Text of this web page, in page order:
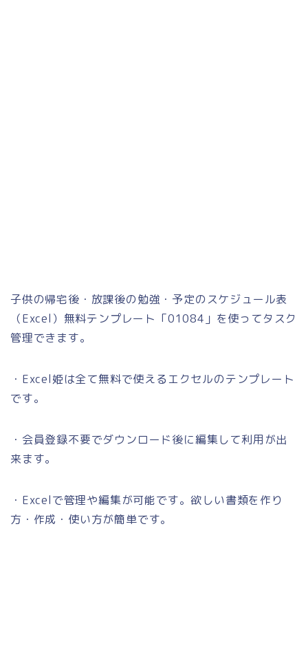
子供の帰宅後・放課後の勉強・予定のスケジュール表
（Excel）無料テンプレート「01084」を使ってタスク
管理できます。
・Excel姫は全て無料で使えるエクセルのテンプレート
です。
・会員登録不要でダウンロード後に編集して利用が出
来ます。
・Excelで管理や編集が可能です。欲しい書類を作り
方・作成・使い方が簡単です。